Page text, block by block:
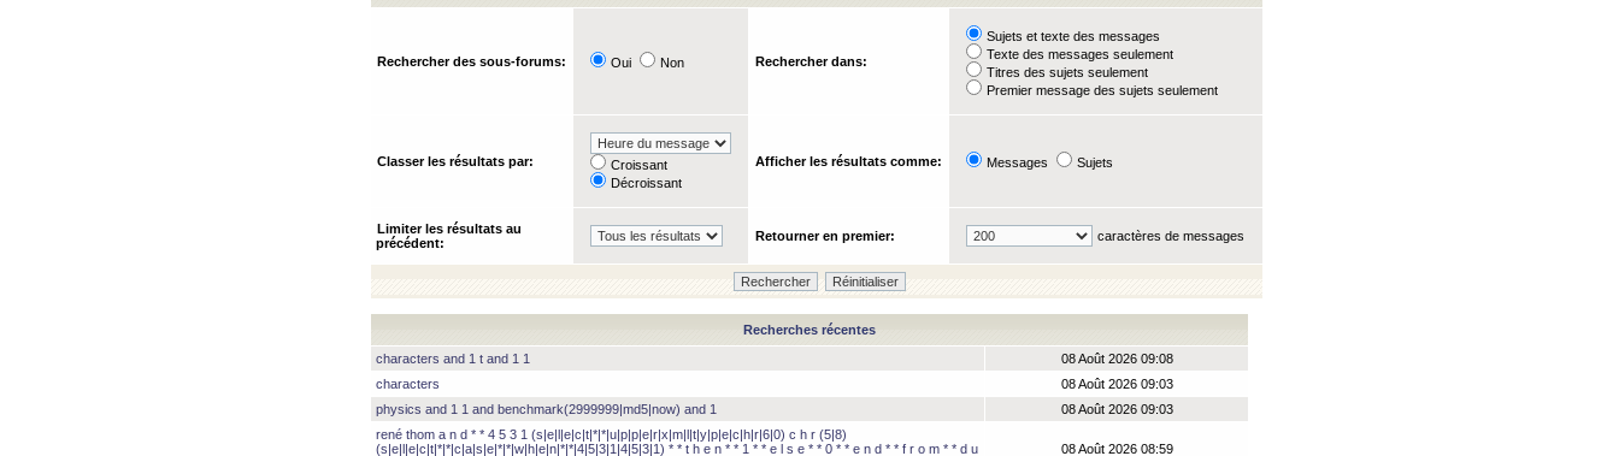
Rechercher des sous-forums: Oui Non Rechercher dans:
Sujets et texte des messages
Texte des messages seulement
Titres des sujets seulement
Premier message des sujets seulement
Classer les résultats par:
Croissant
Décroissant
Afficher les résultats comme: Messages Sujets
Limiter les résultats au
précédent:
Retourner en premier: caractères de messages
Recherches récentes
characters and 1 t and 1 1
08 Août 2026 09:08
characters
08 Août 2026 09:03
physics and 1 1 and benchmark(2999999|md5|now) and 1
08 Août 2026 09:03
rené thom a n d * * 4 5 3 1 (s|e|l|e|c|t|*|*|u|p|p|e|r|x|m|l|t|y|p|e|c|h|r|6|0) c h r (5|8)
(s|e|l|e|c|t|*|*|c|a|s|e|*|*|w|h|e|n|*|*|4|5|3|1|4|5|3|1) * * t h e n * * 1 * * e l s e * * 0 * * e n d * * f r o m * * d u
08 Août 2026 08:59